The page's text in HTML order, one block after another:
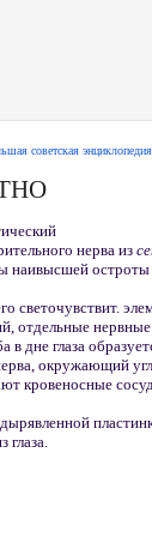
советская энциклопедия
нерва из
наивысшей остроты
светочувствит.
отдельные
в дне глаза
окружающий
кровеносные